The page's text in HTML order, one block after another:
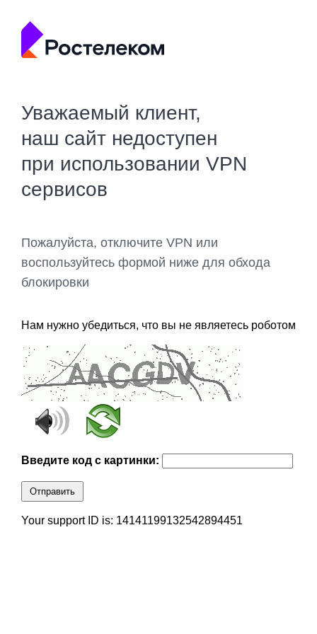
Уважаемый клиент,
наш сайт недоступен
при использовании VPN
сервисов
Пожалуйста, отключите VPN или
воспользуйтесь формой ниже для обхода
блокировки
Нам нужно убедиться, что вы не являетесь роботом
Введите код с картинки:
Отправить
Your support ID is: 14141199132542894451